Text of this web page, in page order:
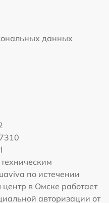
данных
по истечении
в Омске работает
авторизации от